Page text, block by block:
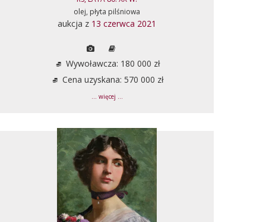
olej, płyta pilśniowa
aukcja z 13 czerwca 2021
Wywoławcza: 180 000 zł
Cena uzyskana: 570 000 zł
... więcej ...